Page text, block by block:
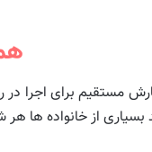
آثارش مستقیم برای
از خانواده ها